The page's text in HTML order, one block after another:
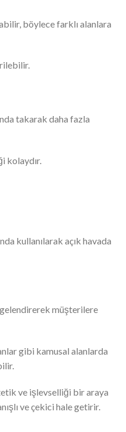
böylece farklı alanlara
takarak daha fazla
kolaydır.
kullanılarak açık havada
müşterilere
gibi kamusal alanlarda
ve işlevselliği bir araya
ve çekici hale getirir.